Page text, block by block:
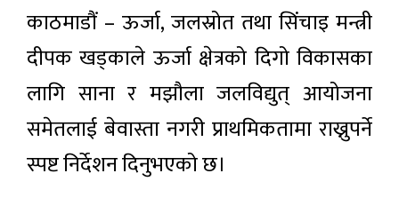
काठमाडौं – ऊर्जा, जलस्रोत तथा सिंचाइ मन्त्री
दीपक खड्काले ऊर्जा क्षेत्रको दिगो विकासका
लागि साना र मझौला जलविद्युत् आयोजना
समेतलाई बेवास्ता नगरी प्राथमिकतामा राख्नुपर्ने
स्पष्ट निर्देशन दिनुभएको छ।